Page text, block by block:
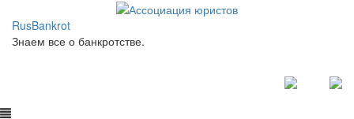
RusBankrot
Знаем все о банкротстве.